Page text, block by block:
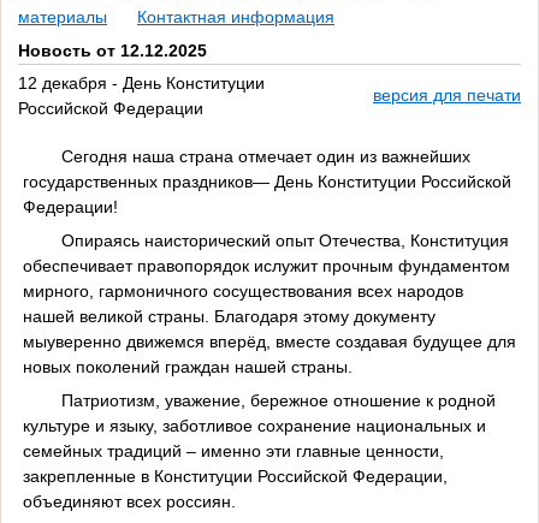
материалы
Контактная информация
Новость от 12.12.2025
12 декабря - День Конституции
Российской Федерации
версия для печати
Сегодня наша страна отмечает один из важнейших
государственных праздников— День Конституции Российской
Федерации!
Опираясь наисторический опыт Отечества, Конституция
обеспечивает правопорядок ислужит прочным фундаментом
мирного, гармоничного сосуществования всех народов
нашей великой страны. Благодаря этому документу
мыуверенно движемся вперёд, вместе создавая будущее для
новых поколений граждан нашей страны.
Патриотизм, уважение, бережное отношение к родной
культуре и языку, заботливое сохранение национальных и
семейных традиций – именно эти главные ценности,
закрепленные в Конституции Российской Федерации,
объединяют всех россиян.